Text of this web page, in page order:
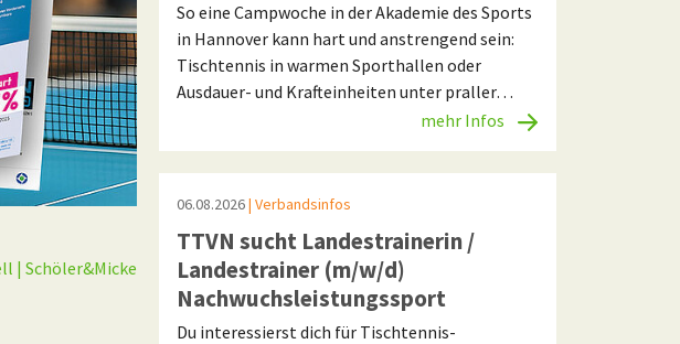
| Schöler&Micke
So eine Campwoche in der Akademie des Sports
in Hannover kann hart und anstrengend sein:
Tischtennis in warmen Sporthallen oder
Ausdauer- und Krafteinheiten unter praller…
mehr Infos
06.08.2026| Verbandsinfos
TTVN sucht Landestrainerin /
Landestrainer (m/w/d)
Nachwuchsleistungssport
Du interessierst dich für Tischtennis-